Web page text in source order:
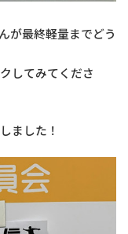
が最終軽量までどう
してみてくださ
ました！